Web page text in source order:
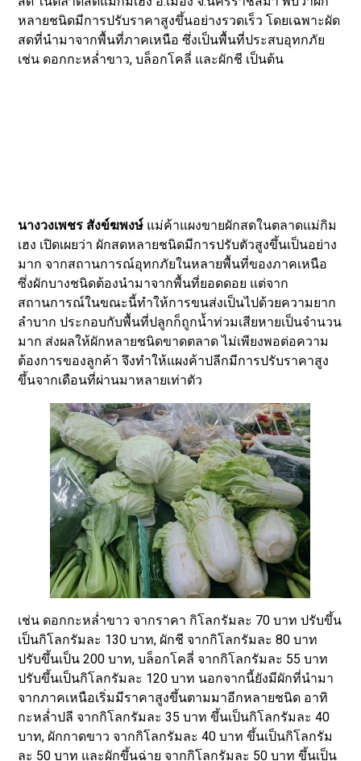
หลายชนิดมีการปรับราคาสูงขึ้นอย่างรวดเร็ว โดยเฉพาะผัด
สดที่นำมาจากพื้นที่ภาคเหนือ ซึ่งเป็นพื้นที่ประสบอุทกภัย
เช่น ดอกกะหล่ำขาว, บล็อกโคลี่ และผักชี เป็นต้น
นางวงเพชร สังข์ฆพงษ์แม่ค้าแผงขายผักสดในตลาดแม่กิม
เฮง เปิดเผยว่า ผักสดหลายชนิดมีการปรับตัวสูงขึ้นเป็นอย่าง
มาก จากสถานการณ์อุทกภัยในหลายพื้นที่ของภาคเหนือ
ซึ่งผักบางชนิดต้องนำมาจากพื้นที่ยอดดอย แต่จาก
สถานการณ์ในขณะนี้ทำให้การขนส่งเป็นไปด้วยความยาก
มาก ส่งผลให้ผักหลายชนิดขาดตลาด ไม่เพียงพอต่อความ
ต้องการของลูกค้า จึงทำให้แผงค้าปลีกมีการปรับราคาสูง
ขึ้นจากเดือนที่ผ่านมาหลายเท่าตัว
เช่น ดอกกะหล่ำขาว จากราคา กิโลกรัมละ 70 บาท ปรับขึ้น
เป็นกิโลกรัมละ 130 บาท, ผักชี จากกิโลกรัมละ 80 บาท
ปรับขึ้นเป็น 200 บาท, บล็อกโคลี่ จากกิโลกรัมละ 55 บาท
ปรับขึ้นเป็นกิโลกรัมละ 120 บาท นอกจากนี้ยังมีผักที่นำมา